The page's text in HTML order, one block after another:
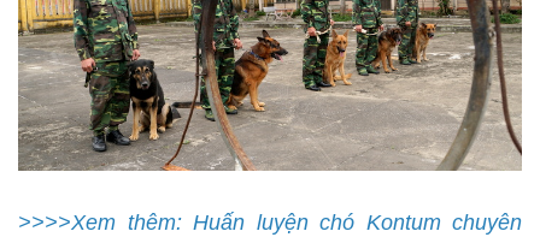
>>>>Xem thêm: Huấn luyện chó Kontum chuyên